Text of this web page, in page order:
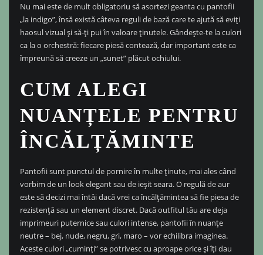
Nu mai este de mult obligatoriu să asortezi geanta cu pantofii
„la indigo”, însă există câteva reguli de bază care te ajută să eviți
haosul vizual și să-ți pui în valoare ținutele. Gândește-te la culori
ca la o orchestră: fiecare piesă contează, dar important este ca
împreună să creeze un „sunet” plăcut ochiului.
CUM ALEGI
NUANȚELE PENTRU
ÎNCĂLȚĂMINTE
Pantofii sunt punctul de pornire în multe ținute, mai ales când
vorbim de un look elegant sau de ieșit seara. O regulă de aur
este să decizi mai întâi dacă vrei ca încălțămintea să fie piesa de
rezistență sau un element discret. Dacă outfitul tău are deja
imprimeuri puternice sau culori intense, pantofii în nuanțe
neutre – bej, nude, negru, gri, maro – vor echilibra imaginea.
Aceste culori „cuminți” se potrivesc cu aproape orice și îți dau